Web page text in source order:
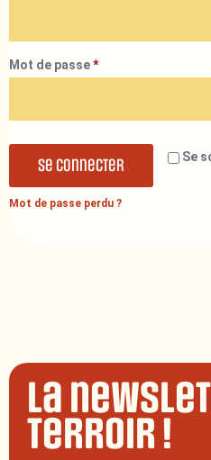
Mot de passe*
Se
Se connecter
Mot de passe perdu ?
La
terroir !